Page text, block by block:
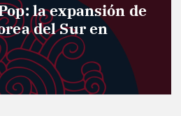
de género:
mujeres para el